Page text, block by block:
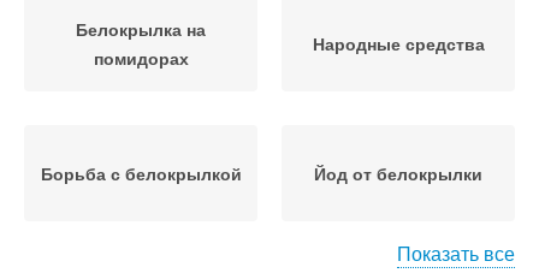
Белокрылка на
помидорах
Народные средства
Борьба с белокрылкой Йод от белокрылки
Показать все